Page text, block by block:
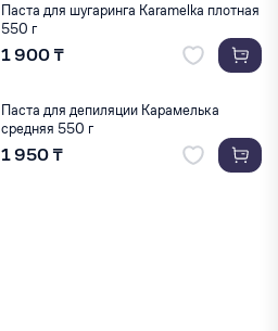
Паста для шугаринга Karamelka плотная
550 г
1 900 ₸
Паста для депиляции Карамелька
средняя 550 г
1 950 ₸